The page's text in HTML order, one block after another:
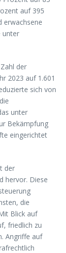
auf 395
erwachsene
unter
der
2023 auf 1.601
sich von
unter
Bekämpfung
eingerichtet
der
hervor. Diese
die
Blick auf
friedlich zu
Angriffe auf